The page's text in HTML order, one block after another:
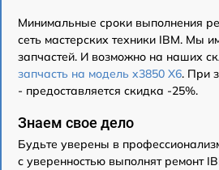
Минимальные сроки выполнения
сеть мастерских техники IBM. Мы
запчастей. И возможно на наших
запчасть на модель x3850 X6. При
- предоставляется скидка -25%.
Знаем свое дело
Будьте уверены в
с уверенностью выполнят ремонт